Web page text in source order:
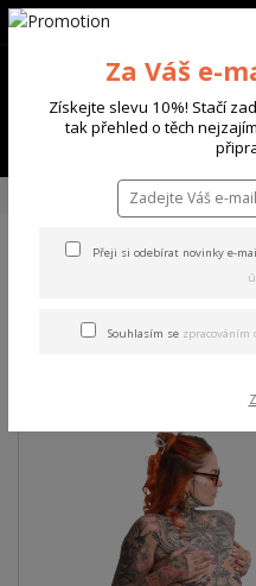
+420 702 136 620
TEPLÁKY
Yakuza
Loose Joggers
Za Váš e-
Získejte slevu 10%! Stačí
tak přehled o těch
Přeji si odebírat novinky e-
Souhlasím se zpracováním